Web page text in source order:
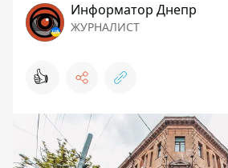
Информатор Днепр
ЖУРНАЛИСТ
👍